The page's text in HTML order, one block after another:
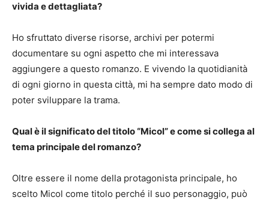
vivida e dettagliata?
Ho sfruttato diverse risorse, archivi per potermi
documentare su ogni aspetto che mi interessava
aggiungere a questo romanzo. E vivendo la quotidianità
di ogni giorno in questa città, mi ha sempre dato modo di
poter sviluppare la trama.
Qual è il significato del titolo “Micol” e come si collega al
tema principale del romanzo?
Oltre essere il nome della protagonista principale, ho
scelto Micol come titolo perché il suo personaggio, può